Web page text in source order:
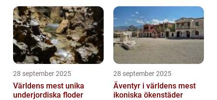
28 september 2025
Världens mest unika
underjordiska floder
28 september 2025
Äventyr i världens mest
ikoniska ökenstäder